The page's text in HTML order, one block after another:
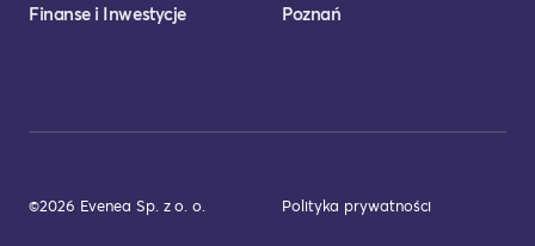
Finanse i Inwestycje Poznań
©2026 Evenea Sp. z o. o. Polityka prywatności